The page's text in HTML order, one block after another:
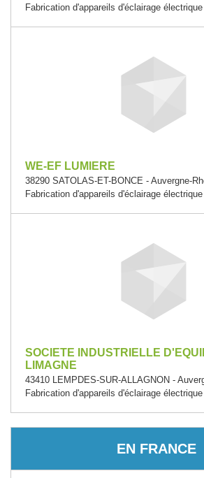
Fabrication d'appareils d'éclairage électrique
WE-EF LUMIERE
38290 SATOLAS-ET-BONCE - Auvergne-
Fabrication d'appareils d'éclairage électrique
SOCIETE INDUSTRIELLE
LIMAGNE
43410 LEMPDES-SUR-ALLAGNON -
Fabrication d'appareils d'éclairage électrique
EN FRANCE